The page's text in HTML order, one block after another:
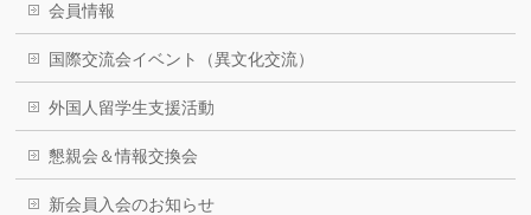
会員情報
国際交流会イベント（異文化交流）
外国人留学生支援活動
懇親会＆情報交換会
新会員入会のお知らせ